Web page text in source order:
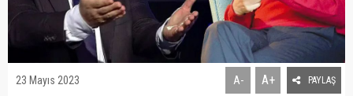
23 Mayıs 2023 A- A+ PAYLAŞ